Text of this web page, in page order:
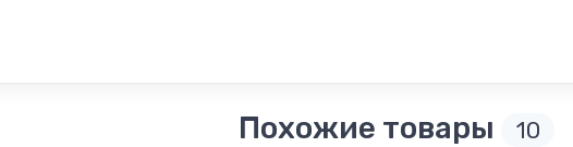
Похожие товары 10